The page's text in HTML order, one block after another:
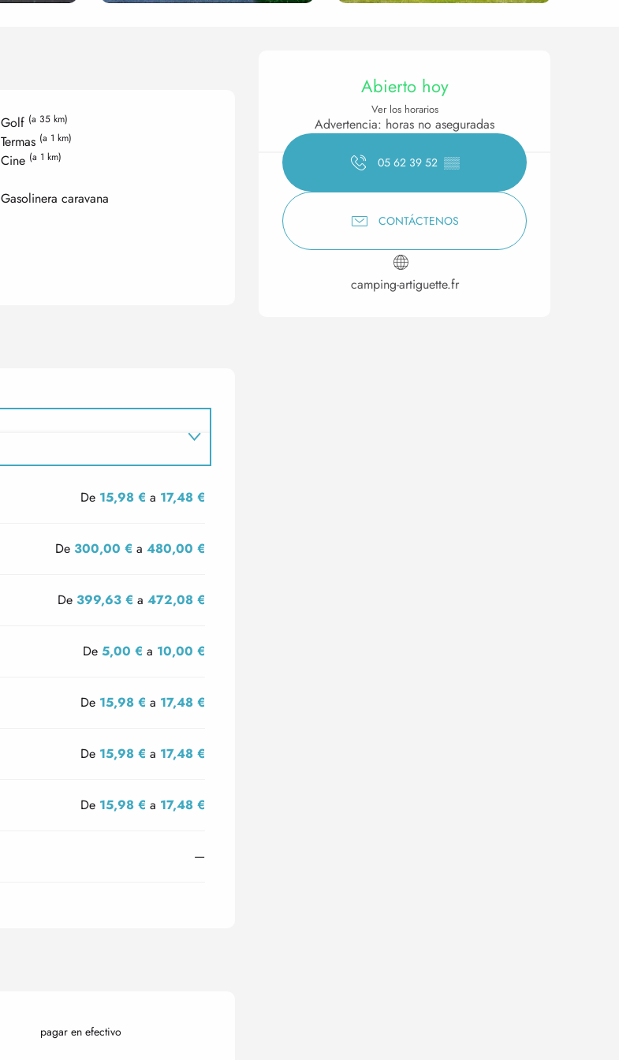
Horarios y datos de
Abierto hoy
Ver los horarios
Advertencia: horas no aseguradas
05 62 39 52 ▒▒
CONTÁCTENOS
camping-artiguette.fr
Golf (a 35 km)
Termas (a 1 km)
Cine (a 1 km)
Gasolinera caravana
De 15,98 € a 17,48 €
De 300,00 € a480,00 €
De 399,63 € a472,08 €
De5,00 € a 10,00 €
De 15,98 € a 17,48 €
De 15,98 € a 17,48 €
De 15,98 € a 17,48 €
—
pagar en efectivo